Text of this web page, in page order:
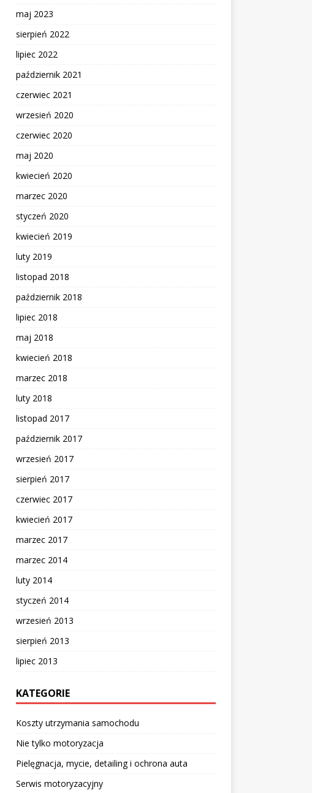
maj 2023
sierpień 2022
lipiec 2022
październik 2021
czerwiec 2021
wrzesień 2020
czerwiec 2020
maj 2020
kwiecień 2020
marzec 2020
styczeń 2020
kwiecień 2019
luty 2019
listopad 2018
październik 2018
lipiec 2018
maj 2018
kwiecień 2018
marzec 2018
luty 2018
listopad 2017
październik 2017
wrzesień 2017
sierpień 2017
czerwiec 2017
kwiecień 2017
marzec 2017
marzec 2014
luty 2014
styczeń 2014
wrzesień 2013
sierpień 2013
lipiec 2013
KATEGORIE
Koszty utrzymania samochodu
Nie tylko motoryzacja
Pielęgnacja, mycie, detailing i ochrona auta
Serwis motoryzacyjny